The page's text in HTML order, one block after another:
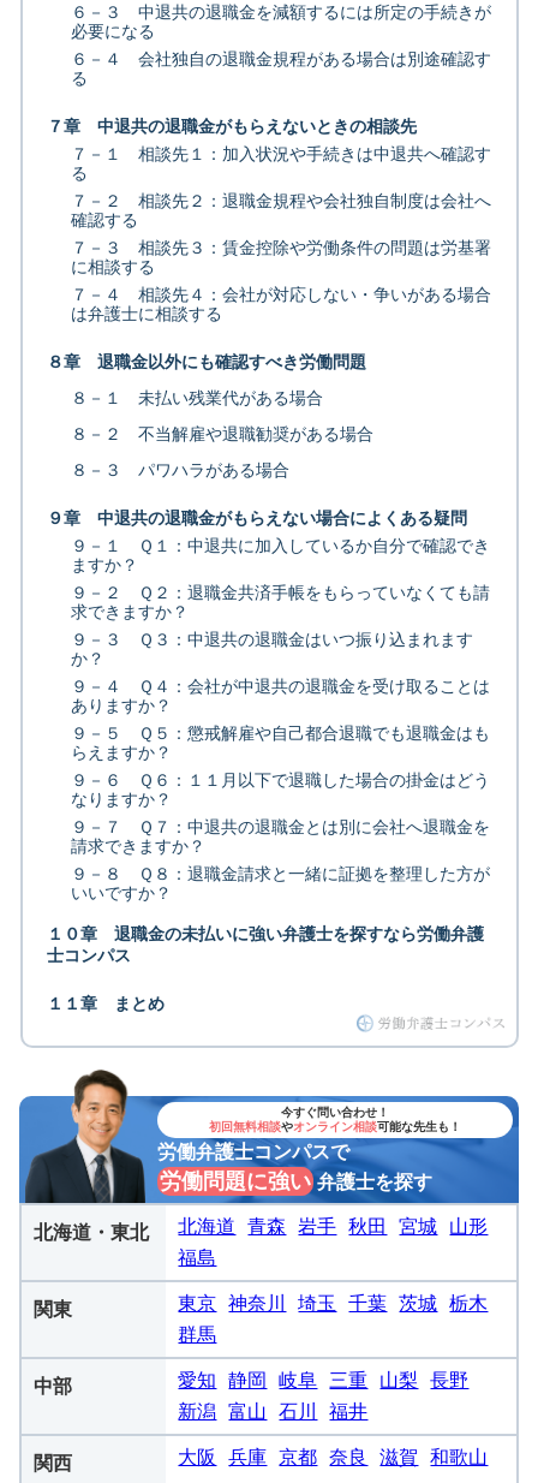
６－３ 中退共の退職金を減額するには所定の手続きが
必要になる
６－４ 会社独自の退職金規程がある場合は別途確認す
る
７章 中退共の退職金がもらえないときの相談先
７－１ 相談先１：加入状況や手続きは中退共へ確認す
る
７－２ 相談先２：退職金規程や会社独自制度は会社へ
確認する
７－３ 相談先３：賃金控除や労働条件の問題は労基署
に相談する
７－４ 相談先４：会社が対応しない・争いがある場合
は弁護士に相談する
８章 退職金以外にも確認すべき労働問題
８－１ 未払い残業代がある場合
８－２ 不当解雇や退職勧奨がある場合
８－３ パワハラがある場合
９章 中退共の退職金がもらえない場合によくある疑問
９－１ Ｑ１：中退共に加入しているか自分で確認でき
ますか？
９－２ Ｑ２：退職金共済手帳をもらっていなくても請
求できますか？
９－３ Ｑ３：中退共の退職金はいつ振り込まれます
か？
９－４ Ｑ４：会社が中退共の退職金を受け取ることは
ありますか？
９－５ Ｑ５：懲戒解雇や自己都合退職でも退職金はも
らえますか？
９－６ Ｑ６：１１月以下で退職した場合の掛金はどう
なりますか？
９－７ Ｑ７：中退共の退職金とは別に会社へ退職金を
請求できますか？
９－８ Ｑ８：退職金請求と一緒に証拠を整理した方が
いいですか？
１０章 退職金の未払いに強い弁護士を探すなら労働弁護
士コンパス
１１章 まとめ
今すぐ問い合わせ！
初回無料相談やオンライン相談可能な先生も！
労働弁護士コンパスで
労働問題に強い 弁護士を探す
北海道・東北 北海道 青森 岩手 秋田 宮城
山形
福島
関東 東京 神奈川 埼玉 千葉 茨城
栃木
群馬
中部 愛知 静岡 岐阜 三重 山梨
長野
新潟
富山 石川 福井
関西 大阪 兵庫 京都 奈良 滋賀 和歌山